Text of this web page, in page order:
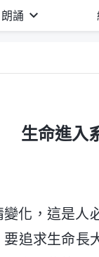
朗誦
生命進入
化，這是人
追求生命長